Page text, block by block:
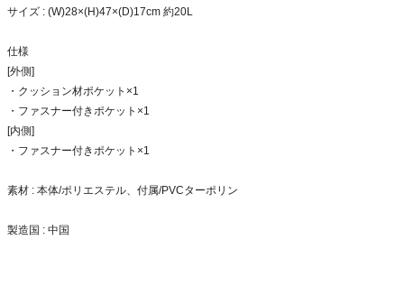
サイズ : (W)28×(H)47×(D)17cm 約20L
仕様
[外側]
・クッション材ポケット×1
・ファスナー付きポケット×1
[内側]
・ファスナー付きポケット×1
素材 : 本体/ポリエステル、付属/PVCターポリン
製造国 : 中国